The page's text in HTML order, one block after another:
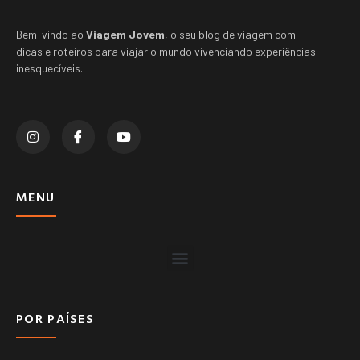
Bem-vindo ao Viagem Jovem, o seu blog de viagem com
dicas e roteiros para viajar o mundo vivenciando experiências
inesquecíveis.
MENU
POR PAÍSES